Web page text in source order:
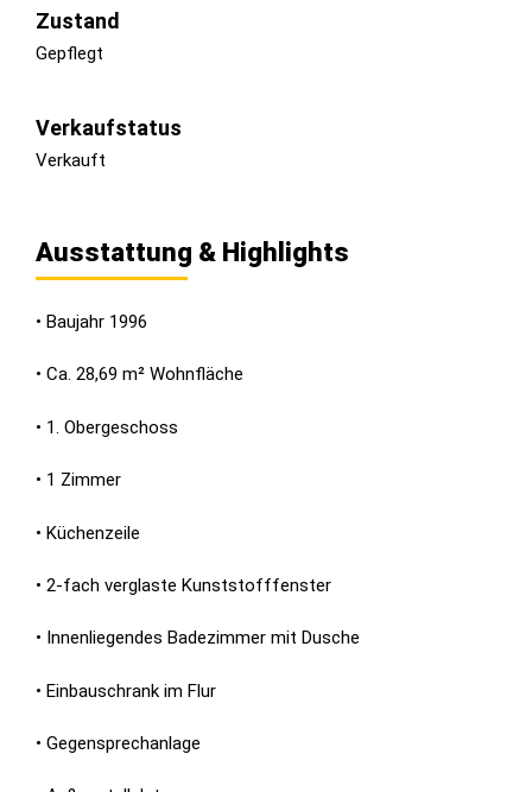
Zustand
Gepflegt
Verkaufstatus
Verkauft
Ausstattung & Highlights
• Baujahr 1996
• Ca. 28,69 m² Wohnfläche
• 1. Obergeschoss
• 1 Zimmer
• Küchenzeile
• 2-fach verglaste Kunststofffenster
• Innenliegendes Badezimmer mit Dusche
• Einbauschrank im Flur
• Gegensprechanlage